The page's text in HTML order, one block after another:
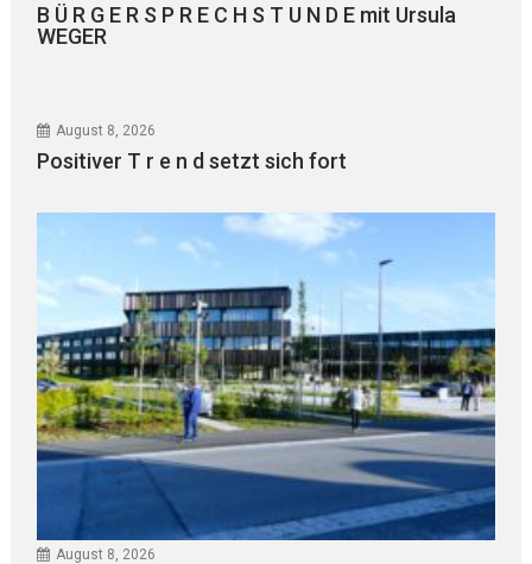
B Ü R G E R S P R E C H S T U N D E mit Ursula
WEGER
August 8, 2026
Positiver T r e n d setzt sich fort
August 8, 2026